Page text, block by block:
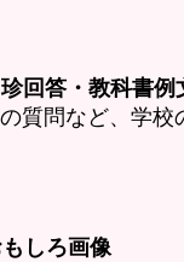
回答・教科書例
質問など、学
しろ画像